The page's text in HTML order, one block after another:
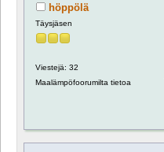
höppölä
Täysjäsen
Viestejä: 32
Maalämpöfoorumilta tietoa